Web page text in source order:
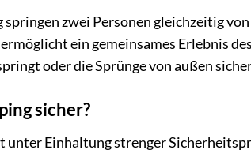
springen zwei Personen gleichzeitig
ein gemeinsames Erlebnis
oder die Sprünge von außen
sicher?
unter Einhaltung strenger